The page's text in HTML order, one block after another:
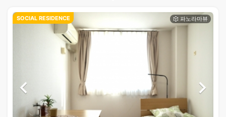
SOCIAL RESIDENCE